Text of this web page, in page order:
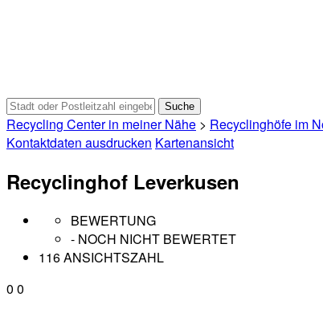
Recycling Center in meiner Nähe > Recyclinghöfe im
Kontaktdaten ausdrucken Kartenansicht
Recyclinghof Leverkusen
BEWERTUNG
- NOCH NICHT BEWERTET
116 ANSICHTSZAHL
0 0